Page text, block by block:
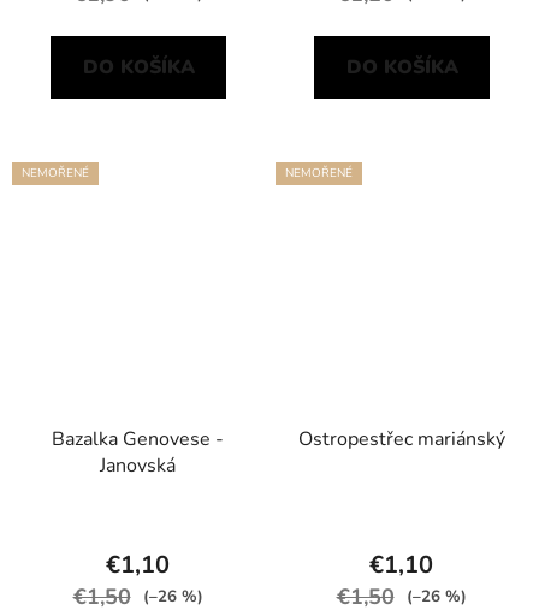
DO KOŠÍKA DO KOŠÍKA
NEMOŘENÉ
Bazalka Genovese -
Janovská
€1,10
€1,50 (–26 %)
NEMOŘENÉ
Ostropestřec mariánský
€1,10
€1,50 (–26 %)